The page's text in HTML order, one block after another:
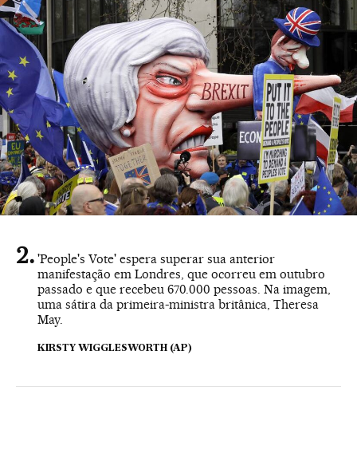
'People's Vote' espera superar sua anterior
manifestação em Londres, que ocorreu em outubro
passado e que recebeu 670.000 pessoas. Na imagem,
uma sátira da primeira-ministra britânica, Theresa
May.
KIRSTY WIGGLESWORTH (AP)